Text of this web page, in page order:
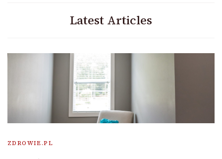
Latest Articles
ZDROWIE.PL